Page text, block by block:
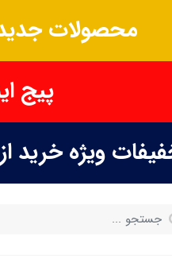
محصولات
پیج
ویژه خرید